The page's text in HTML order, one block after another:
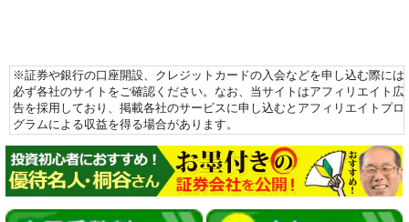
※証券や銀行の口座開設、クレジットカードの入会などを申し込む際には
必ず各社のサイトをご確認ください。なお、当サイトはアフィリエイト広
告を採用しており、掲載各社のサービスに申し込むとアフィリエイトプロ
グラムによる収益を得る場合があります。